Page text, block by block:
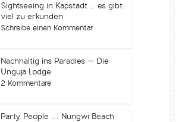
Sightseeing in Kapstadt … es gibt
viel zu erkunden
Schreibe einen Kommentar
Nachhaltig ins Paradies – Die
Unguja Lodge
2 Kommentare
Party, People …. Nungwi Beach